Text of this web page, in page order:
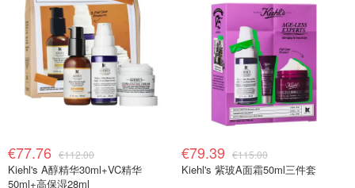
€77.76 €112.00
Kiehl's A醇精华30ml+VC精华
50ml+高保湿28ml
€79.39 €115.00
Kiehl's 紫玻A面霜50ml三件套